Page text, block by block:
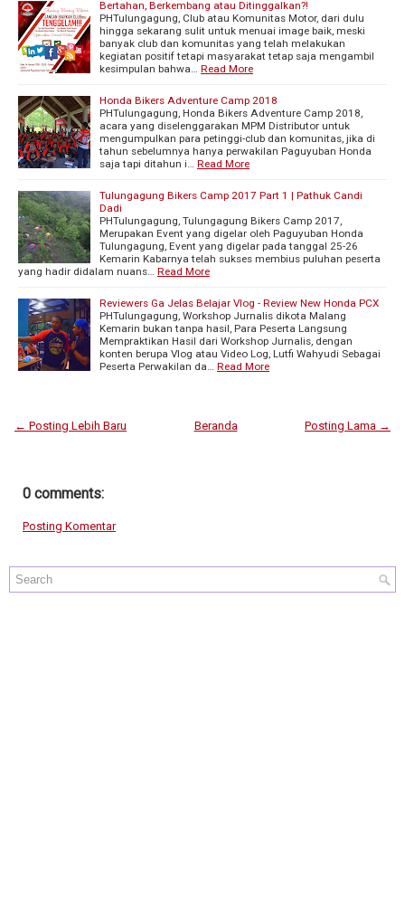
Bertahan, Berkembang atau Ditinggalkan?!
PHTulungagung, Club atau Komunitas Motor, dari dulu
hingga sekarang sulit untuk menuai image baik, meski
banyak club dan komunitas yang telah melakukan
kegiatan positif tetapi masyarakat tetap saja mengambil
kesimpulan bahwa… Read More
Honda Bikers Adventure Camp 2018
PHTulungagung, Honda Bikers Adventure Camp 2018,
acara yang diselenggarakan MPM Distributor untuk
mengumpulkan para petinggi-club dan komunitas, jika di
tahun sebelumnya hanya perwakilan Paguyuban Honda
saja tapi ditahun i… Read More
Tulungagung Bikers Camp 2017 Part 1 | Pathuk Candi
Dadi
PHTulungagung, Tulungagung Bikers Camp 2017,
Merupakan Event yang digelar oleh Paguyuban Honda
Tulungagung, Event yang digelar pada tanggal 25-26
Kemarin Kabarnya telah sukses membius puluhan peserta
yang hadir didalam nuans… Read More
Reviewers Ga Jelas Belajar Vlog - Review New Honda PCX
PHTulungagung, Workshop Jurnalis dikota Malang
Kemarin bukan tanpa hasil, Para Peserta Langsung
Mempraktikan Hasil dari Workshop Jurnalis, dengan
konten berupa Vlog atau Video Log, Lutfi Wahyudi Sebagai
Peserta Perwakilan da… Read More
← Posting Lebih Baru Posting Lama →
Beranda
0 comments:
Posting Komentar